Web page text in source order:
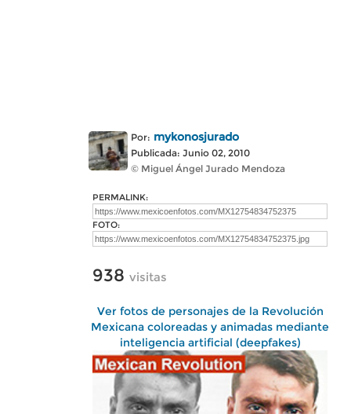
Por: mykonosjurado
Publicada: Junio 02, 2010
© Miguel Ángel Jurado Mendoza
PERMALINK:
FOTO:
938 visitas
Ver fotos de personajes de la Revolución
Mexicana coloreadas y animadas mediante
inteligencia artificial (deepfakes)